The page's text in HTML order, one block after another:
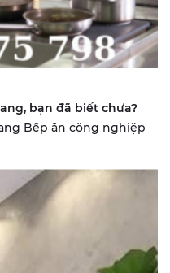
bạn đã biết chưa?
Bếp ăn công nghiệp